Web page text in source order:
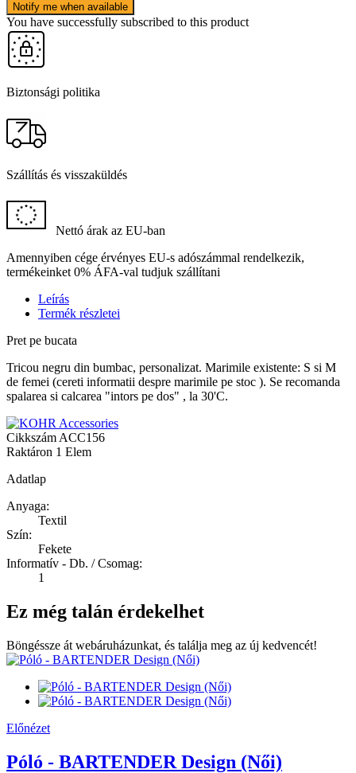
Notify me when available
You have successfully subscribed to this product
Biztonsági politika
Szállítás és visszaküldés
Nettó árak az EU-ban
Amennyiben cége érvényes EU-s adószámmal rendelkezik,
termékeinket 0% ÁFA-val tudjuk szállítani
Leírás
Termék részletei
Pret pe bucata
Tricou negru din bumbac, personalizat. Marimile existente: S si M
de femei (cereti informatii despre marimile pe stoc ). Se recomanda
spalarea si calcarea "intors pe dos" , la 30'C.
Cikkszám ACC156
Raktáron 1 Elem
Adatlap
Anyaga:
Textil
Szín:
Fekete
Informatív - Db. / Csomag:
1
Ez még talán érdekelhet
Böngéssze át webáruházunkat, és találja meg az új kedvencét!
Előnézet
Póló - BARTENDER Design (Női)